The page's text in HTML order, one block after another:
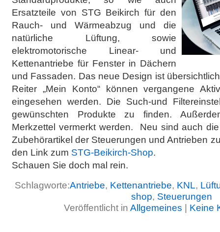
Ersatzteile von STG Beikirch für den
Rauch- und Wärmeabzug und die
natürliche Lüftung, sowie
elektromotorische Linear- und
Kettenantriebe für Fenster in Dächern
und Fassaden. Das neue Design ist
Reiter „Mein Konto“ können vergangene
eingesehen werden. Die Such-und
gewünschten Produkte zu finden.
Merkzettel vermerkt werden. Neu sind auch
Zubehörartikel der Steuerungen und Antrieben
den Link zum STG-Beikirch-Shop.
Schauen Sie doch mal rein.
Schlagworte:Antriebe, Kettenantriebe, KNL,
shop, Steuerungen
Veröffentlicht in Allgemeines | Keine